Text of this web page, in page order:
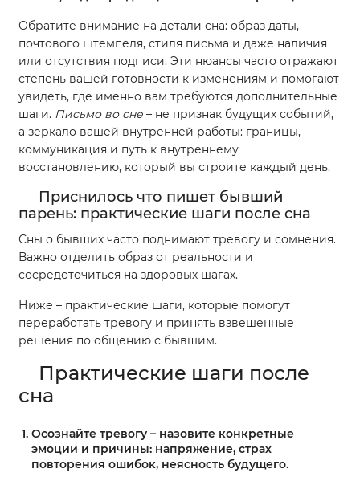
Обратите внимание на детали сна: образ даты,
почтового штемпеля, стиля письма и даже наличия
или отсутствия подписи. Эти нюансы часто отражают
степень вашей готовности к изменениям и помогают
увидеть, где именно вам требуются дополнительные
шаги. Письмо во сне – не признак будущих событий,
а зеркало вашей внутренней работы: границы,
коммуникация и путь к внутреннему
восстановлению, который вы строите каждый день.
Приснилось что пишет бывший
парень: практические шаги после сна
Сны о бывших часто поднимают тревогу и сомнения.
Важно отделить образ от реальности и
сосредоточиться на здоровых шагах.
Ниже – практические шаги, которые помогут
переработать тревогу и принять взвешенные
решения по общению с бывшим.
Практические шаги после
сна
Осознайте тревогу – назовите конкретные
эмоции и причины: напряжение, страх
повторения ошибок, неясность будущего.